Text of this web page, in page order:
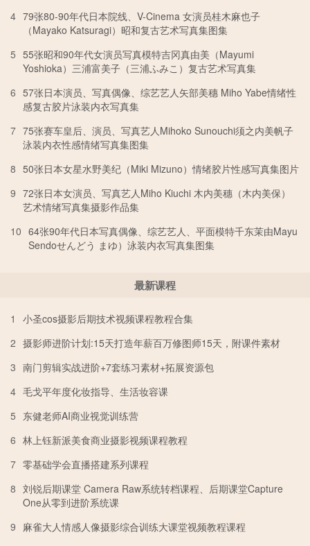
4 79张80-90年代日本院线、V-Cinema 女演员桂木麻也子
（Mayako Katsuragi）昭和复古艺术写真集图集
5 55张昭和90年代女演员写真模特吉冈真由美（Mayumi
Yoshioka）三浦富美子（三浦ふみこ）复古艺术写真集
6 57张日本演员、写真偶像、综艺艺人矢部美穗 Miho Yabe情绪性
感复古胶片泳装内衣写真集
7 75张赛车皇后、演员、写真艺人Mihoko Sunouchi须之内美帆子
泳装内衣性感情绪写真集图集
8 50张日本女星水野美纪（Miki Mizuno）情绪胶片性感写真集图片
9 72张日本女演员、写真艺人Miho Kiuchi 木内美穗（木内美保）
艺术情绪写真集摄影作品集
10 64张90年代日本写真偶像、综艺艺人、平面模特千东茉由Mayu
Sendoせんどう まゆ）泳装内衣写真集图集
最新课程
1
小圣cos摄影后期技术视频课程教程合集
2 摄影师进阶计划:15天打造年薪百万修图师15天，附课件素材
3 南门剪辑实战进阶+7套练习素材+拓展资源包
4 毛戈平年度化妆指导、生活妆容课
5 东健老师AI商业视觉训练营
6 林上钰新派美食商业摄影视频课程教程
7 零基础学会直播搭建系列课程
8 刘锐后期课堂 Camera Raw系统转档课程、后期课堂Capture
One从零到进阶系统课
9 麻雀大人情感人像摄影综合训练大课堂视频教程课程